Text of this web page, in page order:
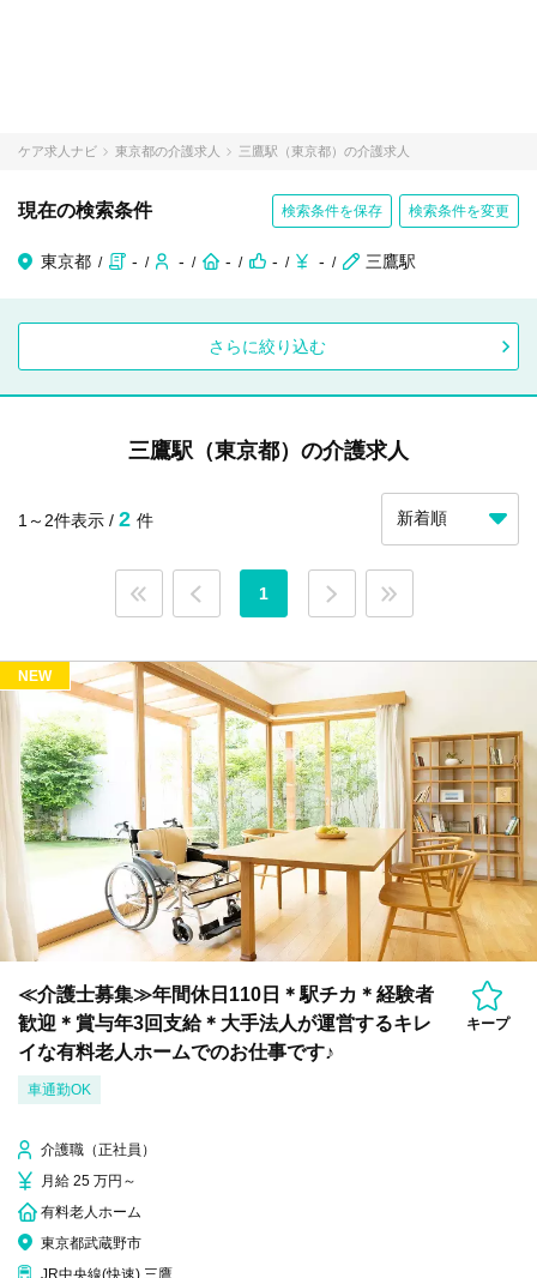
ケア求人ナビ 東京都の介護求人 三鷹駅（東京都）の介護求人
現在の検索条件 検索条件を保存 検索条件を変更
東京都 - - - - - 三鷹駅
さらに絞り込む
三鷹駅（東京都）の介護求人
1～2件表示 / 2 件
1
NEW
≪介護士募集≫年間休日110日＊駅チカ＊経験者
歓迎＊賞与年3回支給＊大手法人が運営するキレ
イな有料老人ホームでのお仕事です♪
キープ
車通勤OK
介護職（正社員）
月給 25 万円～
有料老人ホーム
東京都武蔵野市
JR中央線(快速) 三鷹